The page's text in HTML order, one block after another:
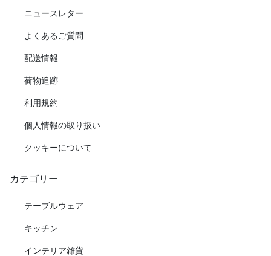
ニュースレター
よくあるご質問
配送情報
荷物追跡
利用規約
個人情報の取り扱い
クッキーについて
カテゴリー
テーブルウェア
キッチン
インテリア雑貨